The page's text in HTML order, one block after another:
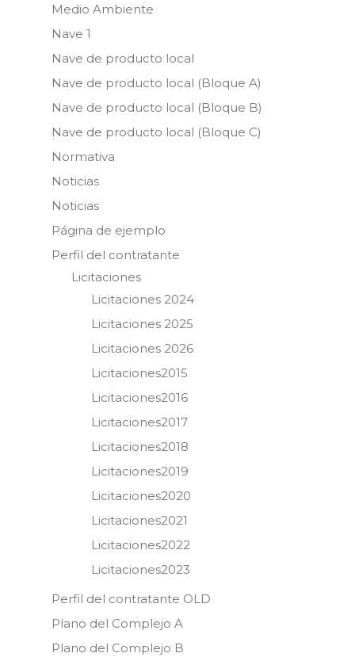
Medio Ambiente
Nave 1
Nave de producto local
Nave de producto local (Bloque A)
Nave de producto local (Bloque B)
Nave de producto local (Bloque C)
Normativa
Noticias
Noticias
Página de ejemplo
Perfil del contratante
Licitaciones
Licitaciones 2024
Licitaciones 2025
Licitaciones 2026
Licitaciones2015
Licitaciones2016
Licitaciones2017
Licitaciones2018
Licitaciones2019
Licitaciones2020
Licitaciones2021
Licitaciones2022
Licitaciones2023
Perfil del contratante OLD
Plano del Complejo A
Plano del Complejo B